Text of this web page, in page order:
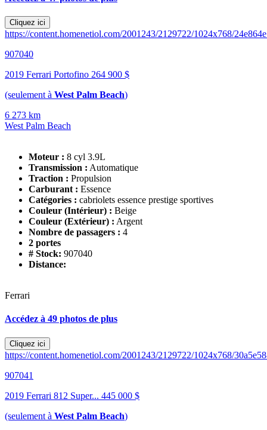
Cliquez ici
https://content.homenetiol.com/2001243/2129722/1024x768/
907040
2019 Ferrari Portofino 264 900 $
(seulement à West Palm Beach)
6 273 km
West Palm Beach
Moteur : 8 cyl 3.9L
Transmission : Automatique
Traction : Propulsion
Carburant : Essence
Catégories : cabriolets essence prestige sportives
Couleur (Intérieur) : Beige
Couleur (Extérieur) : Argent
Nombre de passagers : 4
2 portes
# Stock: 907040
Distance:
Ferrari
Accédez à 49 photos de plus
Cliquez ici
https://content.homenetiol.com/2001243/2129722/1024x768/
907041
2019 Ferrari 812 Super... 445 000 $
(seulement à West Palm Beach)